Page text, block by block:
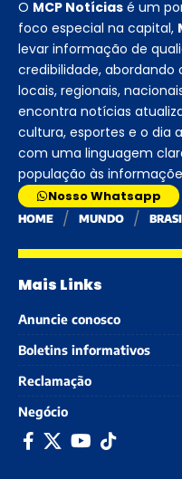
O MCP Notícias é um
foco especial na capital,
levar informação de
credibilidade,
locais, regionais,
encontra notícias
cultura, esportes e o dia
com uma linguagem
população às
Nosso Whatsapp
HOME MUNDO
Mais Links
Anuncie conosco
Boletins informativos
Reclamação
Negócio